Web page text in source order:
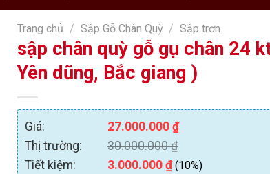
Trang chủ / Sập Gỗ Chân Quỳ / Sập trơn
sập chân quỳ gỗ gụ chân 24
Yên dũng, Bắc giang )
Giá: 27.000.000₫
Thị trường:
30.000.000₫
Tiết kiệm:
3.000.000₫(10%)